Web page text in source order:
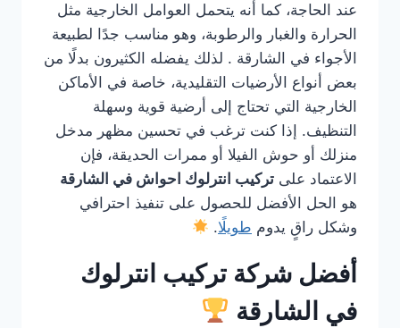
عند الحاجة، كما أنه يتحمل العوامل الخارجية مثل
الحرارة والغبار والرطوبة، وهو مناسب جدًا لطبيعة
الأجواء في الشارقة . لذلك يفضله الكثيرون بدلًا من
بعض أنواع الأرضيات التقليدية، خاصة في الأماكن
الخارجية التي تحتاج إلى أرضية قوية وسهلة
التنظيف. إذا كنت ترغب في تحسين مظهر مدخل
منزلك أو حوش الفيلا أو ممرات الحديقة، فإن
الاعتماد على تركيب انترلوك احواش في الشارقة
هو الحل الأفضل للحصول على تنفيذ احترافي
وشكل راقٍ يدوم طويلًا.
أفضل شركة تركيب انترلوك
في الشارقة